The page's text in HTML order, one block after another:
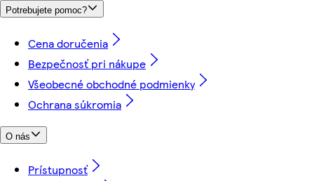
Potrebujete pomoc?
Cena doručenia
Bezpečnosť pri nákupe
Všeobecné obchodné podmienky
Ochrana súkromia
O nás
Prístupnosť